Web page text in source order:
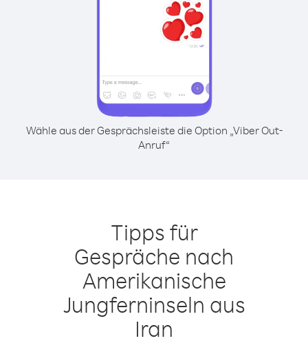
Wähle aus der Gesprächsleiste die Option „Viber Out-
Anruf“
Tipps für
Gespräche nach
Amerikanische
Jungferninseln aus
Iran